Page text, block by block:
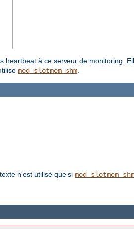
heartbeat à ce serveur de monitoring.
mod_slotmem_shm.
n'est utilisé que si mod_slotmem_shm